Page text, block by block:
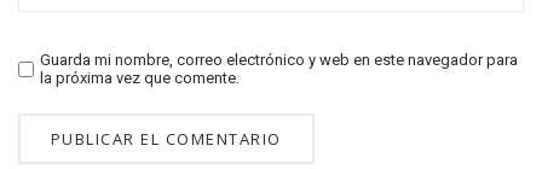
Guarda mi nombre, correo electrónico y web en este navegador para
la próxima vez que comente.